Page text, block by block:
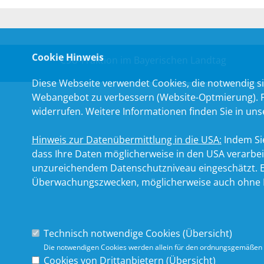
CSU-Fraktion im Bayerischen Landtag
Cookie Hinweis
Diese Webseite verwendet Cookies, die
Webangebot zu verbessern (Website-
widerrufen. Weitere Informationen finden Sie in
Hinweis zur Datenübermittlung in die USA: Indem
dass Ihre Daten möglicherweise in den USA
unzureichendem Datenschutzniveau eingeschätzt.
Überwachungszwecken, möglicherweise auch
Technisch notwendige Cookies (Übersicht)
Die notwendigen Cookies werden allein für den
Cookies von Drittanbietern (Übersicht)